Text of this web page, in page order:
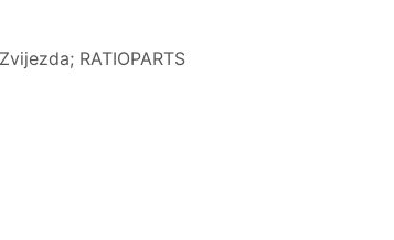
RATIOPARTS